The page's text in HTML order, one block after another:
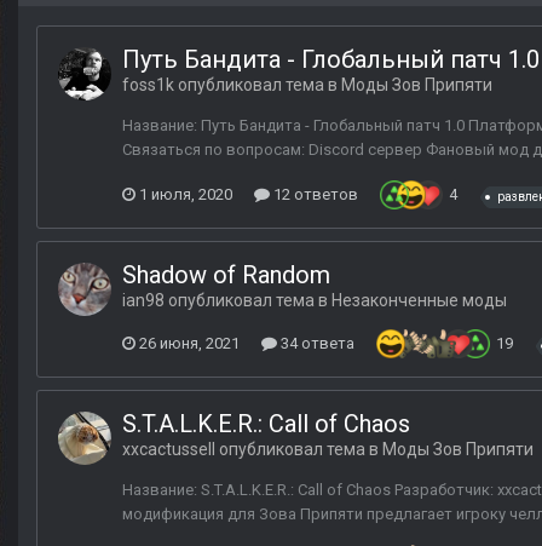
Путь Бандита - Глобальный патч 1.0
foss1k опубликовал тема в Моды Зов Припяти
Название: Путь Бандита - Глобальный патч 1.0
Связаться по вопросам: Discord сервер Фановый мод
1 июля, 2020 12 ответов 4
Shadow of Random
ian98 опубликовал тема в Незаконченные моды
26 июня, 2021 34 ответа 19
S.T.A.L.K.E.R.: Call of Chaos
xxcactussell опубликовал тема в Моды Зов Припяти
Название: S.T.A.L.K.E.R.: Call of Chaos Разработчик:
модификация для Зова Припяти предлагает игроку